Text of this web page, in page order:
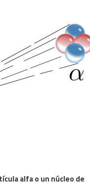
alfa o un núcleo de